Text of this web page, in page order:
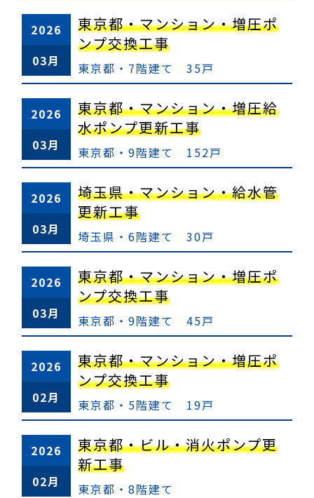
2026
03月
東京都・マンション・増圧ポ
ンプ交換工事
東京都・7階建て 35戸
2026
03月
東京都・マンション・増圧給
水ポンプ更新工事
東京都・9階建て 152戸
2026
03月
埼玉県・マンション・給水管
更新工事
埼玉県・6階建て 30戸
2026
03月
東京都・マンション・増圧ポ
ンプ交換工事
東京都・9階建て 45戸
2026
02月
東京都・マンション・増圧ポ
ンプ交換工事
東京都・5階建て 19戸
2026
02月
東京都・ビル・消火ポンプ更
新工事
東京都・8階建て